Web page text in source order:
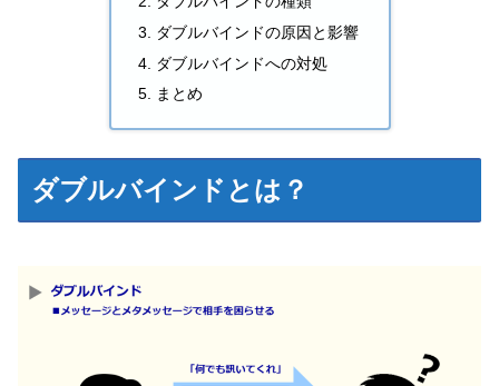
ダブルバインドの原因と影響
ダブルバインドへの対処
まとめ
ダブルバインドとは？